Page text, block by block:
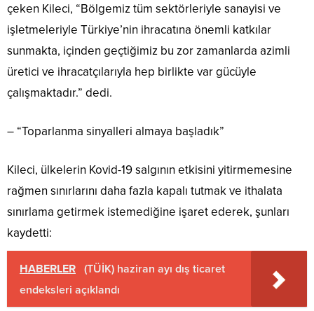
çeken Kileci, “Bölgemiz tüm sektörleriyle sanayisi ve
işletmeleriyle Türkiye’nin ihracatına önemli katkılar
sunmakta, içinden geçtiğimiz bu zor zamanlarda azimli
üretici ve ihracatçılarıyla hep birlikte var gücüyle
çalışmaktadır.” dedi.
– “Toparlanma sinyalleri almaya başladık”
Kileci, ülkelerin Kovid-19 salgının etkisini yitirmemesine
rağmen sınırlarını daha fazla kapalı tutmak ve ithalata
sınırlama getirmek istemediğine işaret ederek, şunları
kaydetti:
HABERLER (TÜİK) haziran ayı dış ticaret
endeksleri açıklandı